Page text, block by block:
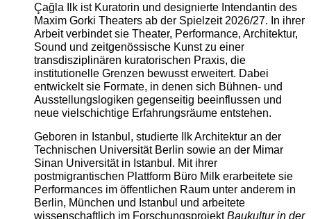
Çağla Ilk ist Kuratorin und designierte Intendantin des
Maxim Gorki Theaters ab der Spielzeit 2026/27. In ihrer
Arbeit verbindet sie Theater, Performance, Architektur,
Sound und zeitgenössische Kunst zu einer
transdisziplinären kuratorischen Praxis, die
institutionelle Grenzen bewusst erweitert. Dabei
entwickelt sie Formate, in denen sich Bühnen- und
Ausstellungslogiken gegenseitig beeinflussen und
neue vielschichtige Erfahrungsräume entstehen.
Geboren in Istanbul, studierte Ilk Architektur an der
Technischen Universität Berlin sowie an der Mimar
Sinan Universität in Istanbul. Mit ihrer
postmigrantischen Plattform Büro Milk erarbeitete sie
Performances im öffentlichen Raum unter anderem in
Berlin, München und Istanbul und arbeitete
wissenschaftlich im ForschungsprojektBaukultur in der